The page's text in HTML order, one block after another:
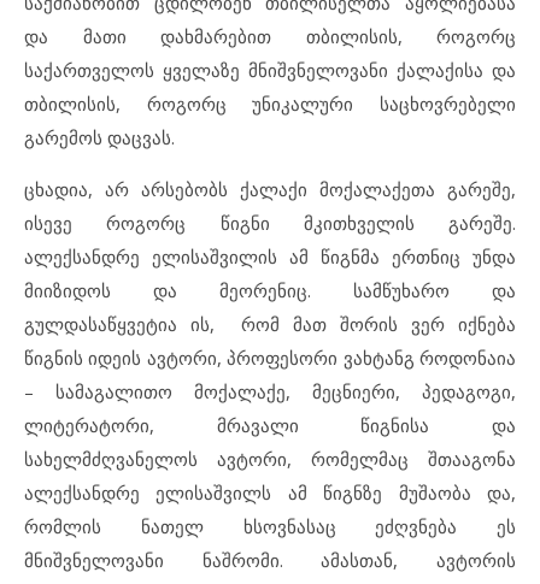
და მათი დახმარებით თბილისის, როგორც
საქართველოს ყველაზე მნიშვნელოვანი ქალაქისა და
თბილისის, როგორც უნიკალური საცხოვრებელი
გარემოს დაცვას.
ცხადია, არ არსებობს ქალაქი მოქალაქეთა გარეშე,
ისევე როგორც წიგნი მკითხველის გარეშე.
ალექსანდრე ელისაშვილის ამ წიგნმა ერთნიც უნდა
მიიზიდოს და მეორენიც. სამწუხარო და
გულდასაწყვეტია ის, რომ მათ შორის ვერ იქნება
წიგნის იდეის ავტორი, პროფესორი ვახტანგ როდონაია
– სამაგალითო მოქალაქე, მეცნიერი, პედაგოგი,
ლიტერატორი, მრავალი წიგნისა და
სახელმძღვანელოს ავტორი, რომელმაც შთააგონა
ალექსანდრე ელისაშვილს ამ წიგნზე მუშაობა და,
რომლის ნათელ ხსოვნასაც ეძღვნება ეს
მნიშვნელოვანი ნაშრომი. ამასთან, ავტორის